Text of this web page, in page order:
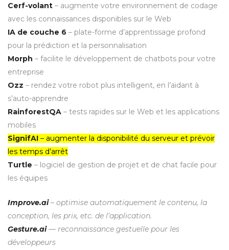
Cerf-volant – augmente votre environnement de codage
avec les connaissances disponibles sur le Web
IA de couche 6 – plate-forme d’apprentissage profond
pour la prédiction et la personnalisation
Morph – facilite le développement de chatbots pour votre
entreprise
Ozz – rendez votre robot plus intelligent, en l’aidant à
s’auto-apprendre
RainforestQA – tests rapides sur le Web et les applications
mobiles
SignifAI – augmenter la disponibilité du serveur et prévoir
les temps d’arrêt
Turtle – logiciel de gestion de projet et de chat facile pour
les équipes
Improve.ai– optimise automatiquement le contenu, la
conception, les prix, etc. de l’application.
Gesture.ai— reconnaissance gestuelle pour les
développeurs